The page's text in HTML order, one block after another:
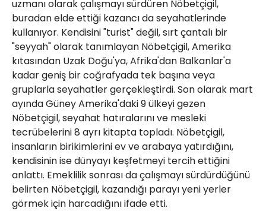
uzmanı olarak çalışmayı sürdüren Nöbetçigil,
buradan elde ettiği kazancı da seyahatlerinde
kullanıyor. Kendisini "turist" değil, sırt çantalı bir
"seyyah" olarak tanımlayan Nöbetçigil, Amerika
kıtasından Uzak Doğu'ya, Afrika'dan Balkanlar'a
kadar geniş bir coğrafyada tek başına veya
gruplarla seyahatler gerçekleştirdi. Son olarak mart
ayında Güney Amerika'daki 9 ülkeyi gezen
Nöbetçigil, seyahat hatıralarını ve mesleki
tecrübelerini 8 ayrı kitapta topladı. Nöbetçigil,
insanların birikimlerini ev ve arabaya yatırdığını,
kendisinin ise dünyayı keşfetmeyi tercih ettiğini
anlattı. Emeklilik sonrası da çalışmayı sürdürdüğünü
belirten Nöbetçigil, kazandığı parayı yeni yerler
görmek için harcadığını ifade etti.